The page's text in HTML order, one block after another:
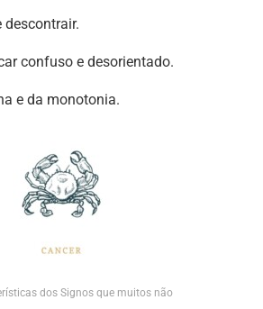
descontrair.
confuso e desorientado.
e da monotonia.
dos Signos que muitos não